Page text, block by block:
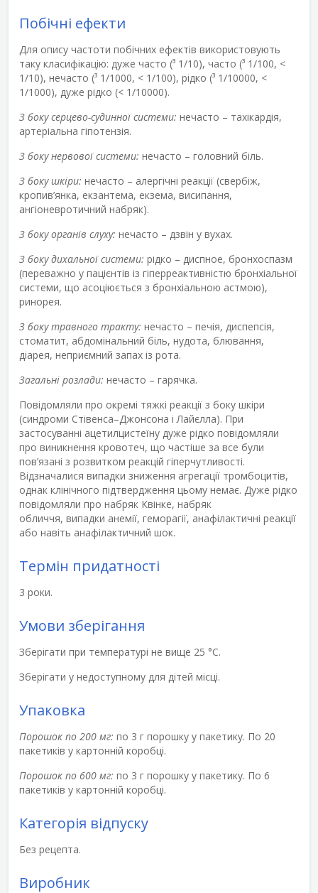
Побічні ефекти
Для опису частоти побічних ефектів використовують
таку класифікацію: дуже часто (³ 1/10), часто (³ 1/100, <
1/10), нечасто (³ 1/1000, < 1/100), рідко (³ 1/10000, <
1/1000), дуже рідко (< 1/10000).
З боку серцево-судинної системи: нечасто – тахікардія,
артеріальна гіпотензія.
З боку нервової системи: нечасто – головний біль.
З боку шкіри: нечасто – алергічні реакції (свербіж,
кропив’янка, екзантема, екзема, висипання,
ангіоневротичний набряк).
З боку органів слуху: нечасто – дзвін у вухах.
З боку дихальної системи: рідко – диспное, бронхоспазм
(переважно у пацієнтів із гіперреактивністю бронхіальної
системи, що асоціюється з бронхіальною астмою),
ринорея.
З боку травного тракту: нечасто – печія, диспепсія,
стоматит, абдомінальний біль, нудота, блювання,
діарея, неприємний запах із рота.
Загальні розлади: нечасто – гарячка.
Повідомляли про окремі тяжкі реакції з боку шкіри
(синдроми Стівенса–Джонсона і Лайєлла). При
застосуванні ацетилцистеїну дуже рідко повідомляли
про виникнення кровотеч, що частіше за все були
пов’язані з розвитком реакцій гіперчутливості.
Відзначалися випадки зниження агрегації тромбоцитів,
однак клінічного підтвердження цьому немає. Дуже рідко
повідомляли про набряк Квінке, набряк
обличчя, випадки анемії, геморагії, анафілактичні реакції
або навіть анафілактичний шок.
Термін придатності
3 роки.
Умови зберігання
Зберігати при температурі не вище 25 °С.
Зберігати у недоступному для дітей місці.
Упаковка
Порошок по 200 мг: по 3 г порошку у пакетику. По 20
пакетиків у картонній коробці.
Порошок по 600 мг: по 3 г порошку у пакетику. По 6
пакетиків у картонній коробці.
Категорія відпуску
Без рецепта.
Виробник